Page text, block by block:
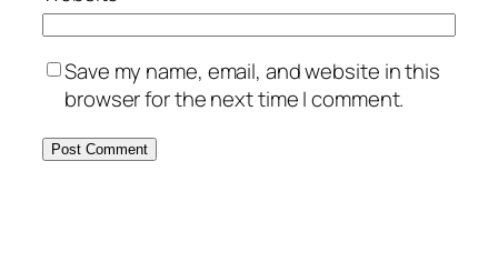
Save my name, email, and website in this
browser for the next time I comment.